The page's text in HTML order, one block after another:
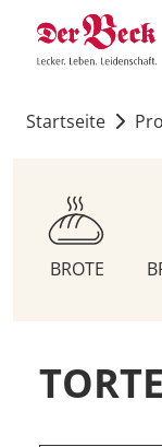
Startseite
BROTE